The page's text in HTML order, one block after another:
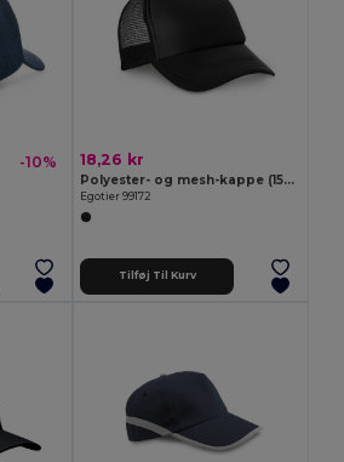
-10% 18,26 kr
Polyester- og mesh-kappe (150 g/m²)
Egotier 99172
Tilføj Til Kurv